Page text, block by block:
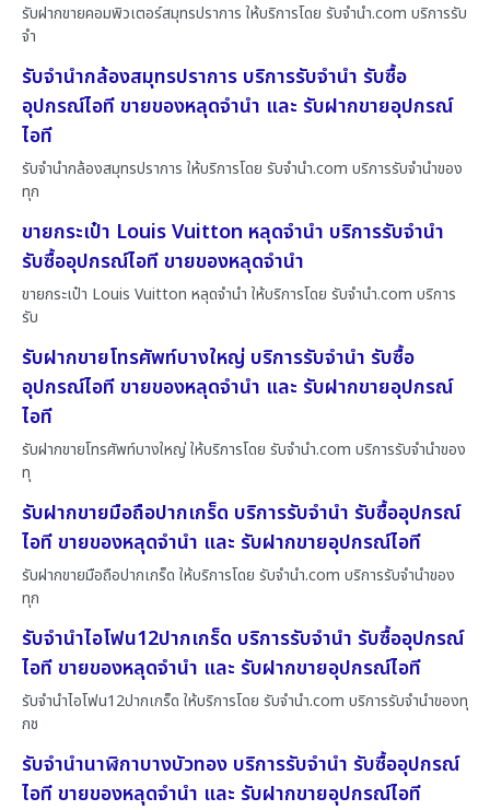
รับฝากขายคอมพิวเตอร์สมุทรปราการ ให้บริการโดย รับจํานํา.com บริการรับ
จำ
รับจำนำกล้องสมุทรปราการ บริการรับจำนำ รับซื้อ
อุปกรณ์ไอที ขายของหลุดจำนำ และ รับฝากขายอุปกรณ์
ไอที
รับจำนำกล้องสมุทรปราการ ให้บริการโดย รับจํานํา.com บริการรับจำนำของ
ทุก
ขายกระเป๋า Louis Vuitton หลุดจำนำ บริการรับจำนำ
รับซื้ออุปกรณ์ไอที ขายของหลุดจำนำ
ขายกระเป๋า Louis Vuitton หลุดจำนำ ให้บริการโดย รับจํานํา.com บริการ
รับ
รับฝากขายโทรศัพท์บางใหญ่ บริการรับจำนำ รับซื้อ
อุปกรณ์ไอที ขายของหลุดจำนำ และ รับฝากขายอุปกรณ์
ไอที
รับฝากขายโทรศัพท์บางใหญ่ ให้บริการโดย รับจํานํา.com บริการรับจำนำของ
ทุ
รับฝากขายมือถือปากเกร็ด บริการรับจำนำ รับซื้ออุปกรณ์
ไอที ขายของหลุดจำนำ และ รับฝากขายอุปกรณ์ไอที
รับฝากขายมือถือปากเกร็ด ให้บริการโดย รับจํานํา.com บริการรับจำนำของ
ทุก
รับจำนำไอโฟน12ปากเกร็ด บริการรับจำนำ รับซื้ออุปกรณ์
ไอที ขายของหลุดจำนำ และ รับฝากขายอุปกรณ์ไอที
รับจำนำไอโฟน12ปากเกร็ด ให้บริการโดย รับจํานํา.com บริการรับจำนำของทุ
กช
รับจำนำนาฬิกาบางบัวทอง บริการรับจำนำ รับซื้ออุปกรณ์
ไอที ขายของหลุดจำนำ และ รับฝากขายอุปกรณ์ไอที